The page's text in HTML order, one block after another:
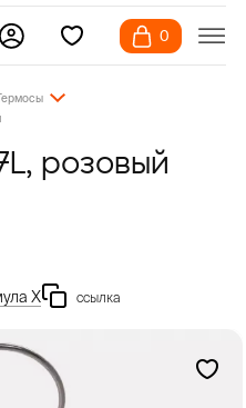
0
розовый
Х ссылка